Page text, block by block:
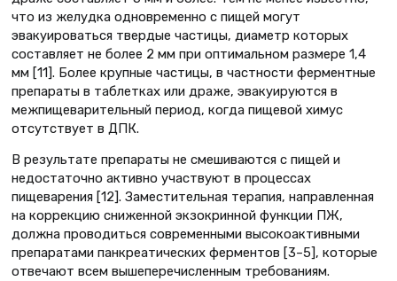
что из желудка одновременно с пищей могут
эвакуироваться твердые частицы, диаметр которых
составляет не более 2 мм при оптимальном размере 1,4
мм [11]. Более крупные частицы, в частности ферментные
препараты в таблетках или драже, эвакуируются в
межпищеварительный период, когда пищевой химус
отсутствует в ДПК.
В результате препараты не смешиваются с пищей и
недостаточно активно участвуют в процессах
пищеварения [12]. Заместительная терапия, направленная
на коррекцию сниженной экзокринной функции ПЖ,
должна проводиться современными высокоактивными
препаратами панкреатических ферментов [3–5], которые
отвечают всем вышеперечисленным требованиям.